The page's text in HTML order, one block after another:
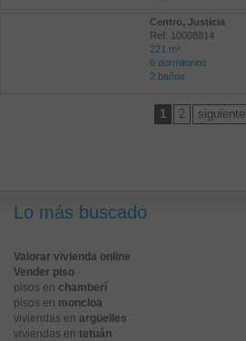
Centro, Justicia
Ref: 10008814
221 m²
6 dormitorios
2 baños
1 2 siguiente
Lo más buscado
Valorar vivienda online
Vender piso
pisos en chamberí
pisos en moncloa
viviendas en argüelles
viviendas en tetuán